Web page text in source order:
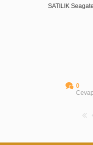
SATILIK
0
Cevap